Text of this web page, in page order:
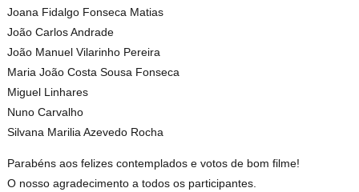
Joana Fidalgo Fonseca Matias
João Carlos Andrade
João Manuel Vilarinho Pereira
Maria João Costa Sousa Fonseca
Miguel Linhares
Nuno Carvalho
Silvana Marilia Azevedo Rocha
Parabéns aos felizes contemplados e votos de bom filme!
O nosso agradecimento a todos os participantes.